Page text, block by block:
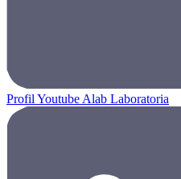
Profil Youtube Alab Laboratoria